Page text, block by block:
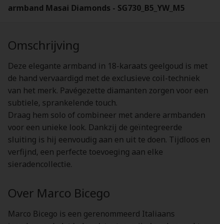
armband Masai Diamonds - SG730_B5_YW_M5
Omschrijving
Deze elegante armband in 18-karaats geelgoud is met
de hand vervaardigd met de exclusieve coil-techniek
van het merk. Pavégezette diamanten zorgen voor een
subtiele, sprankelende touch.
Draag hem solo of combineer met andere armbanden
voor een unieke look. Dankzij de geïntegreerde
sluiting is hij eenvoudig aan en uit te doen. Tijdloos en
verfijnd, een perfecte toevoeging aan elke
sieradencollectie.
Over Marco Bicego
Marco Bicego is een gerenommeerd Italiaans